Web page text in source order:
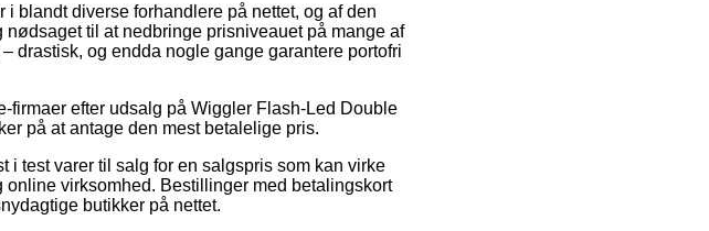
blandt diverse forhandlere på nettet, og af den
til at nedbringe prisniveauet på mange af
drastisk, og endda nogle gange garantere portofri
firmaer efter udsalg på Wiggler Flash-Led Double
på at antage den mest betalelige pris.
test varer til salg for en salgspris som kan virke
virksomhed. Bestillinger med betalingskort
butikker på nettet.